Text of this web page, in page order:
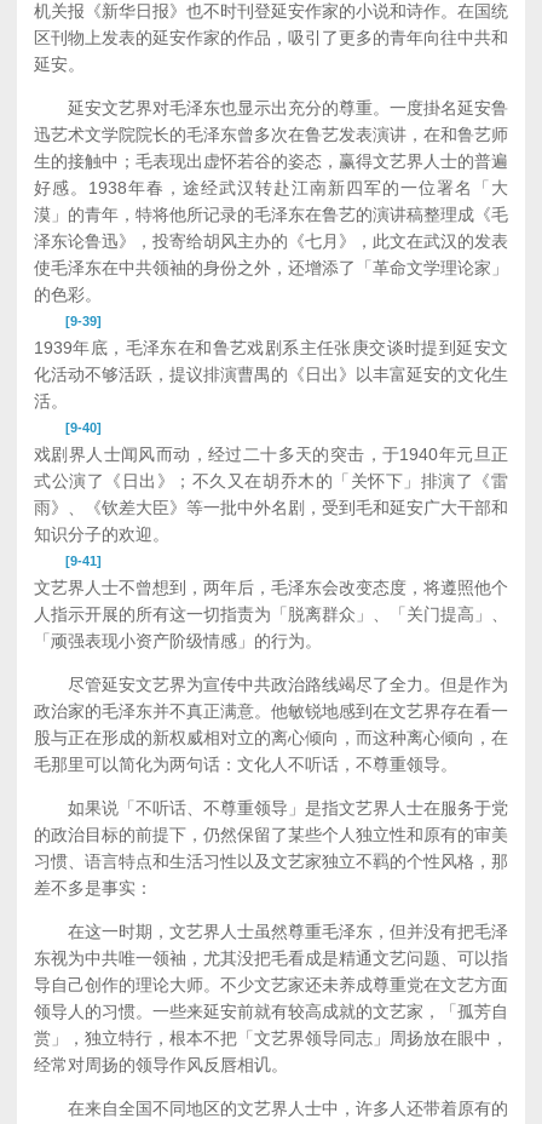
机关报《新华日报》也不时刊登延安作家的小说和诗作。在国统
区刊物上发表的延安作家的作品，吸引了更多的青年向往中共和
延安。
延安文艺界对毛泽东也显示出充分的尊重。一度掛名延安鲁
迅艺术文学院院长的毛泽东曾多次在鲁艺发表演讲，在和鲁艺师
生的接触中；毛表现出虚怀若谷的姿态，赢得文艺界人士的普遍
好感。1938年春，途经武汉转赴江南新四军的一位署名「大
漠」的青年，特将他所记录的毛泽东在鲁艺的演讲稿整理成《毛
泽东论鲁迅》，投寄给胡风主办的《七月》，此文在武汉的发表
使毛泽东在中共领袖的身份之外，还增添了「革命文学理论家」
的色彩。
[9-39]
1939年底，毛泽东在和鲁艺戏剧系主任张庚交谈时提到延安文
化活动不够活跃，提议排演曹禺的《日出》以丰富延安的文化生
活。
[9-40]
戏剧界人士闻风而动，经过二十多天的突击，于1940年元旦正
式公演了《日出》；不久又在胡乔木的「关怀下」排演了《雷
雨》、《钦差大臣》等一批中外名剧，受到毛和延安广大干部和
知识分子的欢迎。
[9-41]
文艺界人士不曾想到，两年后，毛泽东会改变态度，将遵照他个
人指示开展的所有这一切指责为「脱离群众」、「关门提高」、
「顽强表现小资产阶级情感」的行为。
尽管延安文艺界为宣传中共政治路线竭尽了全力。但是作为
政治家的毛泽东并不真正满意。他敏锐地感到在文艺界存在看一
股与正在形成的新权威相对立的离心倾向，而这种离心倾向，在
毛那里可以简化为两句话：文化人不听话，不尊重领导。
如果说「不听话、不尊重领导」是指文艺界人士在服务于党
的政治目标的前提下，仍然保留了某些个人独立性和原有的审美
习惯、语言特点和生活习性以及文艺家独立不羁的个性风格，那
差不多是事实：
在这一时期，文艺界人士虽然尊重毛泽东，但并没有把毛泽
东视为中共唯一领袖，尤其没把毛看成是精通文艺问题、可以指
导自己创作的理论大师。不少文艺家还未养成尊重党在文艺方面
领导人的习惯。一些来延安前就有较高成就的文艺家，「孤芳自
赏」，独立特行，根本不把「文艺界领导同志」周扬放在眼中，
经常对周扬的领导作风反唇相讥。
在来自全国不同地区的文艺界人士中，许多人还带着原有的